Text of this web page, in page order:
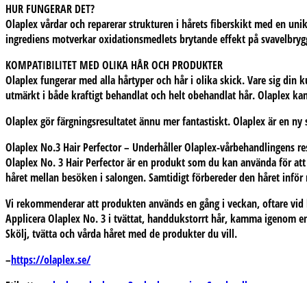
HUR FUNGERAR DET?
Olaplex vårdar och reparerar strukturen i hårets fiberskikt med en
ingrediens motverkar oxidationsmedlets brytande effekt på
KOMPATIBILITET MED OLIKA HÅR OCH PRODUKTER
Olaplex fungerar med alla hårtyper och hår i olika skick. Vare sig
utmärkt i både kraftigt behandlat och helt obehandlat hår. Olaplex
Olaplex gör färgningsresultatet ännu mer fantastiskt. Olaplex är en
Olaplex No.3 Hair Perfector – Underhåller Olaplex-vårbehandlingens
Olaplex No. 3 Hair Perfector är en produkt som du kan använda för
håret mellan besöken i salongen. Samtidigt förbereder den håret
Vi rekommenderar att produkten används en gång i veckan, oftare vid
Applicera Olaplex No. 3 i tvättat, handdukstorrt hår, kamma igenom
Skölj, tvätta och vårda håret med de produkter du vill.
–https://olaplex.se/